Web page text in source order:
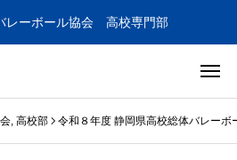
レーボール協会 高校専門部
,高校部 令和８年度 静岡県高校総体バレー